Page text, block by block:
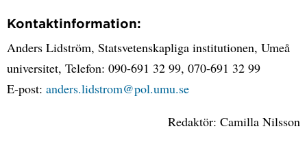
Kontaktinformation:
Anders Lidström, Statsvetenskapliga institutionen, Umeå
universitet, Telefon: 090-691 32 99, 070-691 32 99
E-post: anders.lidstrom@pol.umu.se
Redaktör: Camilla Nilsson